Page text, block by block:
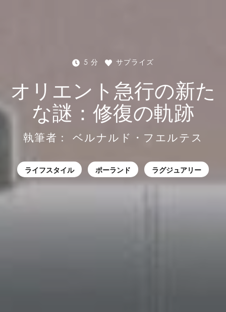
5 分 サプライズ
オリエント急行の新た
な謎：修復の軌跡
執筆者： ベルナルド・フエルテス
ライフスタイル ポーランド ラグジュアリー